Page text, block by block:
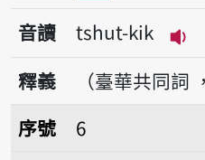
音讀
tshut-kik
播
釋義
（臺華共同詞
序號6追擊
序號
6